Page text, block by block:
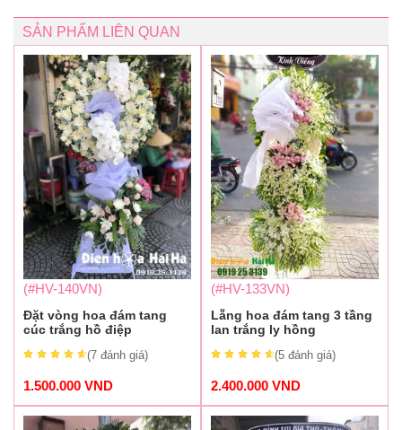
SẢN PHẨM LIÊN QUAN
(#HV-140VN)
Đặt vòng hoa đám tang
cúc trắng hồ điệp
(7 đánh giá)
1.500.000 VND
(#HV-133VN)
Lẵng hoa đám tang 3 tầng
lan trắng ly hồng
(5 đánh giá)
2.400.000 VND